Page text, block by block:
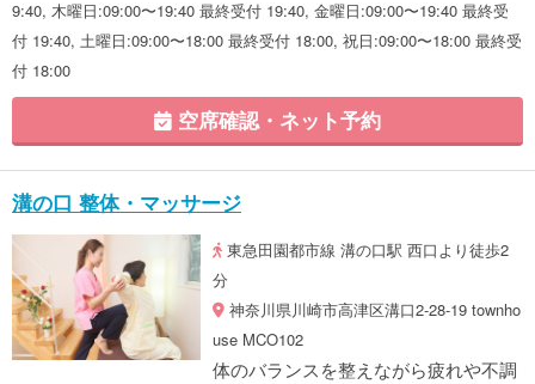
9:40, 木曜日:09:00〜19:40 最終受付 19:40, 金曜日:09:00〜19:40 最終受
付 19:40, 土曜日:09:00〜18:00 最終受付 18:00, 祝日:09:00〜18:00 最終受
付 18:00
空席確認・ネット予約
溝の口 整体・マッサージ
東急田園都市線 溝の口駅 西口より徒歩2
分
神奈川県川崎市高津区溝口2-28-19 townho
use MCO102
体のバランスを整えながら疲れや不調